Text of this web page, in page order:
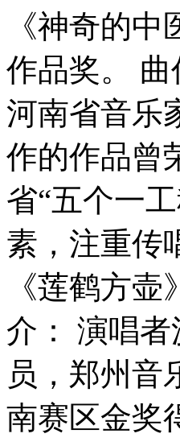
《神奇的
作品奖。
河南省音乐
作的作品曾
省“五个一
素，注重传
《莲鹤方
介： 演唱
员，郑州音
南赛区金奖